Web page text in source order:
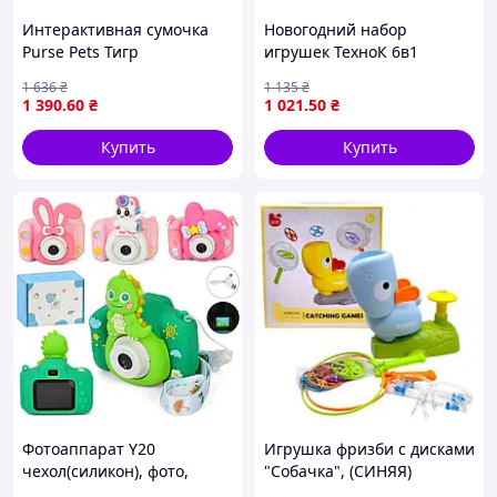
Интерактивная сумочка
Purse Pets Тигр
1 390.60 ₴
1 636₴
Купить
Новогодний набор
игрушек ТехноК 6в1
1 021.50 ₴
1 135₴
Купить
Фотоаппарат Y20
чехол(силикон), фото,
Игрушка фризби с дисками
"Собачка", (СИНЯЯ)